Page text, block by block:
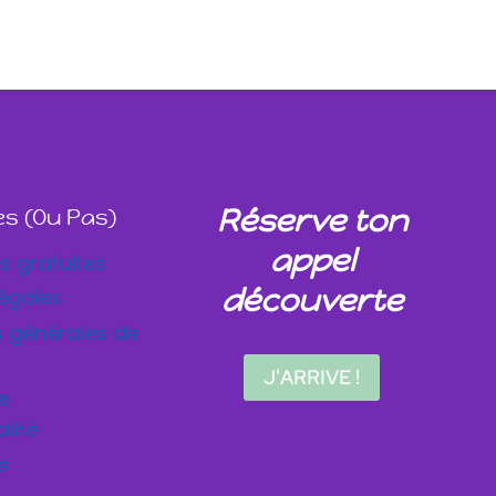
(ou Pas)
gratuites
générales de
Réserve ton
appel
découverte
J'ARRIVE !